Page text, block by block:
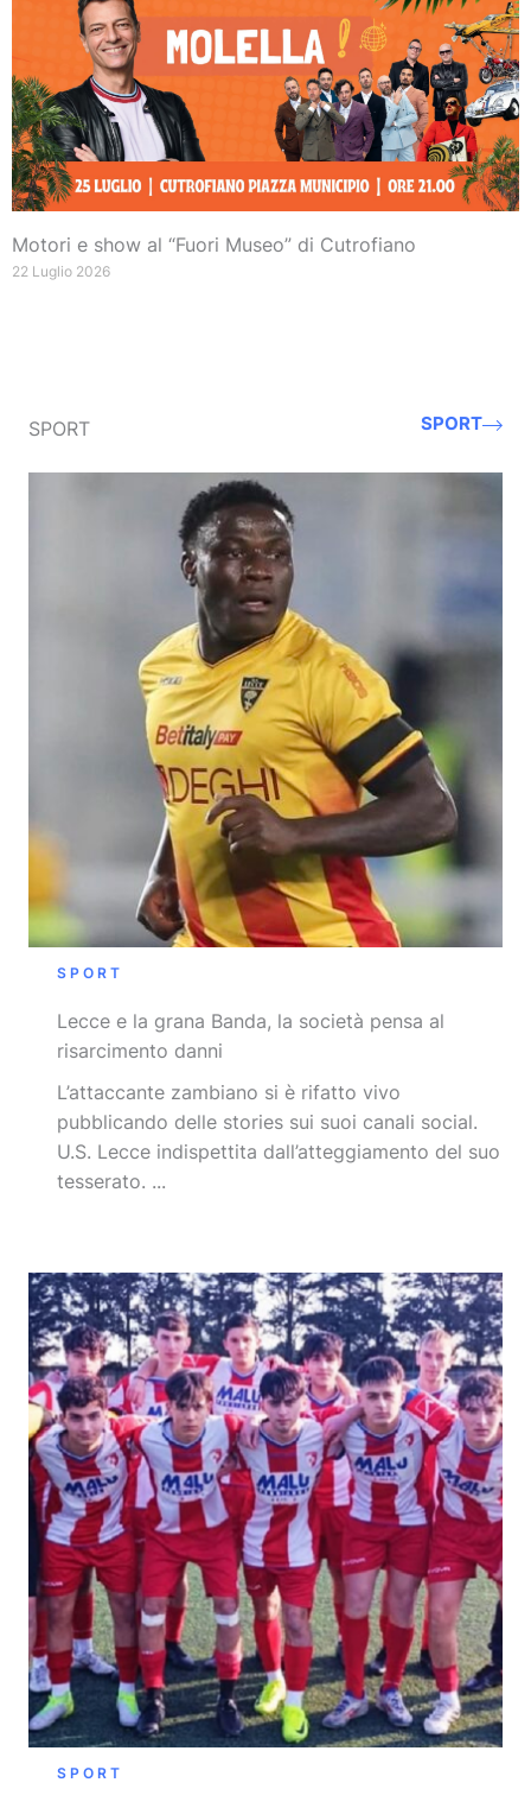
Motori e show al “Fuori Museo” di Cutrofiano
22 Luglio 2026
SPORT SPORT
SPORT
Lecce e la grana Banda, la società pensa al
risarcimento danni
L’attaccante zambiano si è rifatto vivo
pubblicando delle stories sui suoi canali social.
U.S. Lecce indispettita dall’atteggiamento del suo
tesserato. ...
SPORT